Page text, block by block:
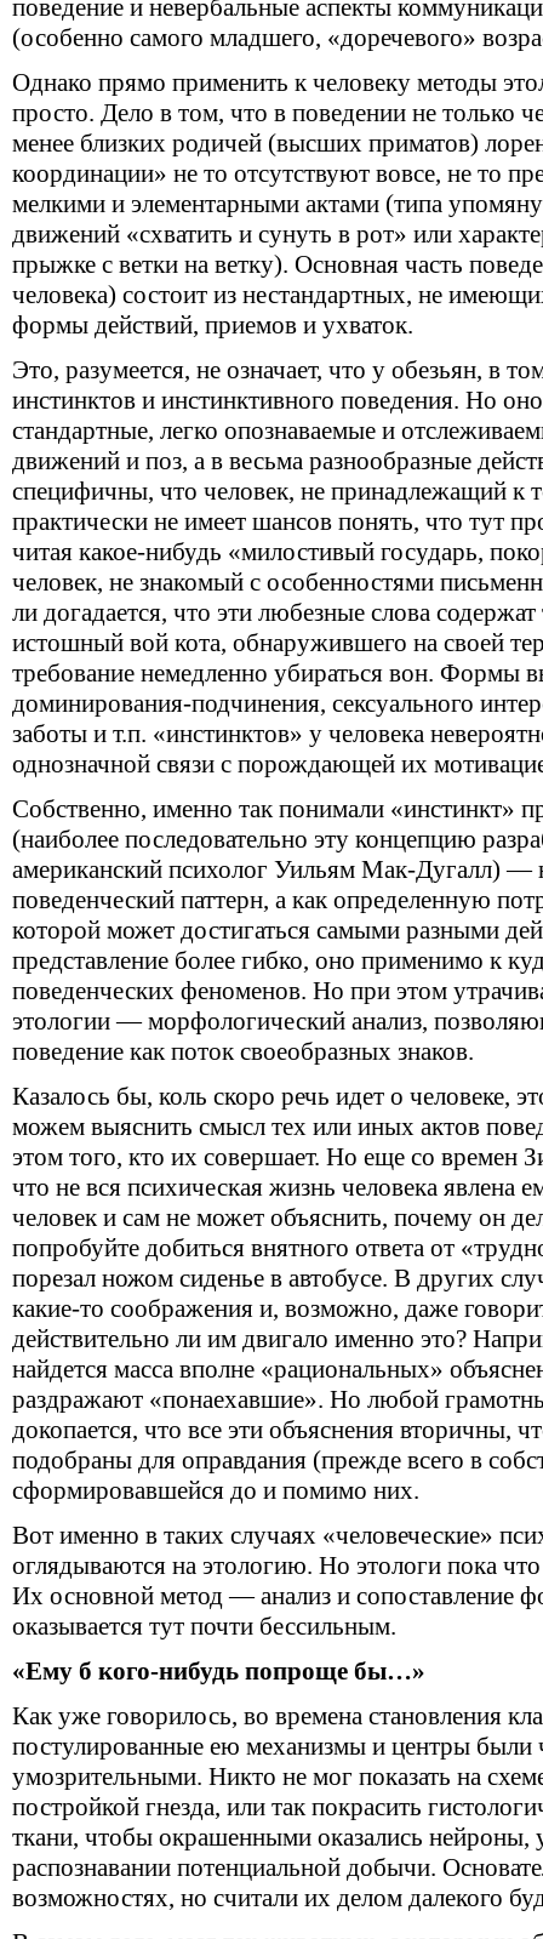
поведение и невербальные аспекты
(особенно самого младшего, «доречевого»
Однако прямо применить к человеку методы
просто. Дело в том, что в поведении не только
менее близких родичей (высших приматов)
координации» не то отсутствуют вовсе, не то
мелкими и элементарными актами (типа
движений «схватить и сунуть в рот» или
прыжке с ветки на ветку). Основная часть
человека) состоит из нестандартных, не
формы действий, приемов и ухваток.
Это, разумеется, не означает, что у обезьян, в
инстинктов и инстинктивного поведения. Но
стандартные, легко опознаваемые и
движений и поз, а в весьма разнообразные
специфичны, что человек, не принадлежащий к
практически не имеет шансов понять, что тут
читая какое-нибудь «милостивый государь,
человек, не знакомый с особенностями
ли догадается, что эти любезные слова
истошный вой кота, обнаружившего на своей
требование немедленно убираться вон. Формы
доминирования-подчинения, сексуального
заботы и т.п. «инстинктов» у человека
однозначной связи с порождающей их
Собственно, именно так понимали «инстинкт»
(наиболее последовательно эту концепцию
американский психолог Уильям Мак-Дугалл) —
поведенческий паттерн, а как определенную
которой может достигаться самыми разными
представление более гибко, оно применимо к
поведенческих феноменов. Но при этом
этологии — морфологический анализ,
поведение как поток своеобразных знаков.
Казалось бы, коль скоро речь идет о человеке,
можем выяснить смысл тех или иных актов
этом того, кто их совершает. Но еще со времен
что не вся психическая жизнь человека явлена
человек и сам не может объяснить, почему он
попробуйте добиться внятного ответа от
порезал ножом сиденье в автобусе. В других
какие-то соображения и, возможно, даже
действительно ли им двигало именно это?
найдется масса вполне «рациональных»
раздражают «понаехавшие». Но любой
докопается, что все эти объяснения вторичны,
подобраны для оправдания (прежде всего в
сформировавшейся до и помимо них.
Вот именно в таких случаях «человеческие»
оглядываются на этологию. Но этологи пока
Их основной метод — анализ и сопоставление
оказывается тут почти бессильным.
«Ему б кого-нибудь попроще бы…»
Как уже говорилось, во времена становления
постулированные ею механизмы и центры
умозрительными. Никто не мог показать на
постройкой гнезда, или так покрасить
ткани, чтобы окрашенными оказались нейроны,
распознавании потенциальной добычи.
возможностях, но считали их делом далекого